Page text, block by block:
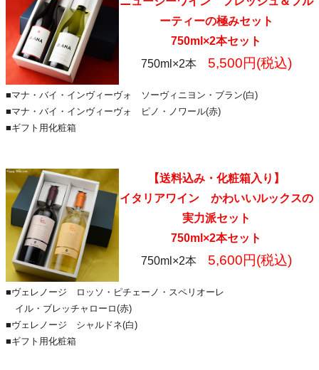
ーティーの極みセット
750ml×2本セット
750ml×2本 5,500円(税込)
■マナ・バイ・インヴィーヴォ ソーヴィニヨン・ブラン(白)
■マナ・バイ・インヴィーヴォ ピノ・ノワール(赤)
■ギフト用化粧箱
【送料込み・化粧箱入り】
イタリアワイン かわいいルックスの
実力派セット
750ml×2本セット
750ml×2本 5,600円(税込)
■ヴェレノージ ロッソ・ピチェーノ・スペリオーレ
イル・ブレッチャローロ(赤)
■ヴェレノージ シャルドネ(白)
■ギフト用化粧箱